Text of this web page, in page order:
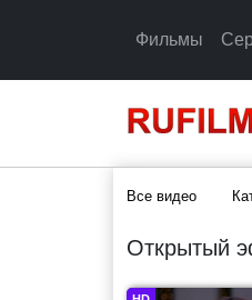
Фильмы
Все видео
Открытый